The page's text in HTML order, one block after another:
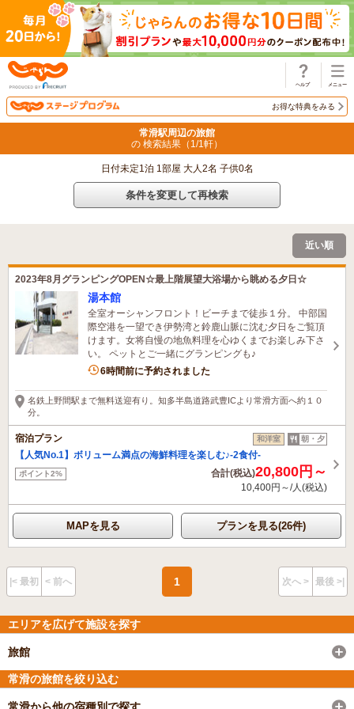
お得な特典をみる
常滑駅周辺の旅館
の 検索結果（ 1 /1 軒）
日付未定1泊 1部屋 大人2名 子供0名
条件を変更して再検索
近い順
2023年8月グランピングOPEN☆最上階展望大浴場から眺める夕日☆
湯本館
全室オーシャンフロント！ビーチまで徒歩１分。 中部国
際空港を一望でき伊勢湾と鈴鹿山脈に沈む夕日をご覧頂
けます。女将自慢の地魚料理を心ゆくまでお楽しみ下さ
い。 ペットとご一緒にグランピングも♪
6時間前に予約されました
名鉄上野間駅まで無料送迎有り。知多半島道路武豊ICより常滑方面へ約１０
分。
宿泊プラン 和洋室 朝・夕
【人気No.1】ボリューム満点の海鮮料理を楽しむ♪-2食付-
ポイント2% 合計(税込)20,800円～
10,400円～/人(税込)
MAPを見る プランを見る(26件)
|< 最初 < 前へ 1 次へ > 最後 >|
エリアを広げて施設を探す
旅館
常滑の旅館を絞り込む
常滑から他の宿種別で探す